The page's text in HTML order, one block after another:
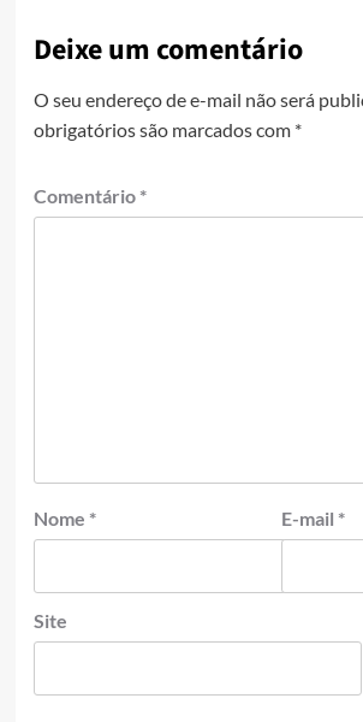
Deixe um comentário
O seu endereço de e-mail não será
obrigatórios são marcados com *
Comentário *
Nome * E-mail *
Site